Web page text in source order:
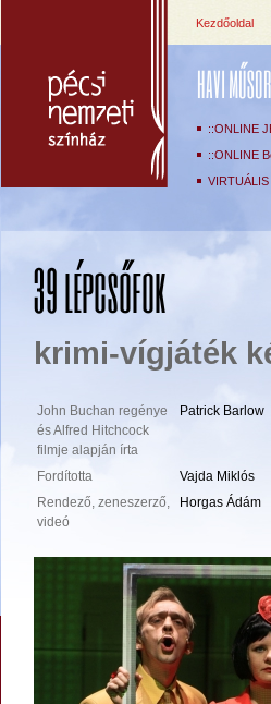
Kezdőoldal
HAVI MŰSOR
::ONLINE
::ONLINE
VIRTUÁLIS
39 lépcsőfok
krimi-vígjáték
John Buchan regénye
és Alfred Hitchcock
filmje alapján írta
Patrick Barlow
Fordította
Vajda Miklós
Rendező, zeneszerző,
videó
Horgas Ádám